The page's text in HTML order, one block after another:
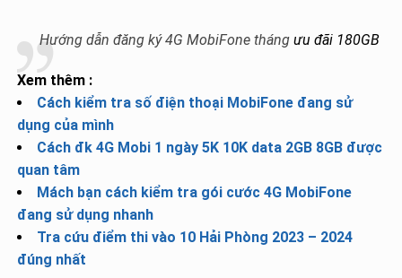
Hướng dẫn đăng ký 4G MobiFone tháng ưu đãi 180GB
Xem thêm :
Cách kiểm tra số điện thoại MobiFone đang sử
dụng của mình
Cách đk 4G Mobi 1 ngày 5K 10K data 2GB 8GB được
quan tâm
Mách bạn cách kiểm tra gói cước 4G MobiFone
đang sử dụng nhanh
Tra cứu điểm thi vào 10 Hải Phòng 2023 – 2024
đúng nhất